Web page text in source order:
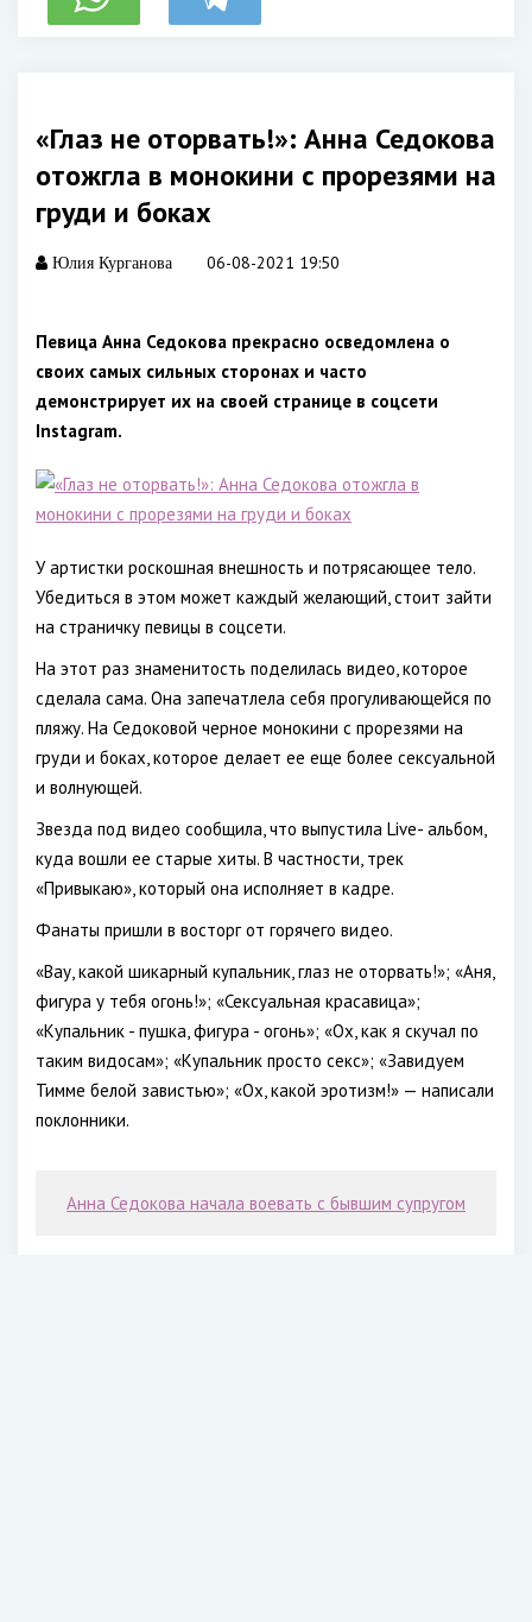
«Глаз не оторвать!»: Анна Седокова
отожгла в монокини с прорезями на
груди и боках
Юлия Курганова 06-08-2021 19:50
Певица Анна Седокова прекрасно осведомлена о
своих самых сильных сторонах и часто
демонстрирует их на своей странице в соцсети
Instagram.
У артистки роскошная внешность и потрясающее тело.
Убедиться в этом может каждый желающий, стоит зайти
на страничку певицы в соцсети.
На этот раз знаменитость поделилась видео, которое
сделала сама. Она запечатлела себя прогуливающейся по
пляжу. На Седоковой черное монокини с прорезями на
груди и боках, которое делает ее еще более сексуальной
и волнующей.
Звезда под видео сообщила, что выпустила Live- альбом,
куда вошли ее старые хиты. В частности, трек
«Привыкаю», который она исполняет в кадре.
Фанаты пришли в восторг от горячего видео.
«Вау, какой шикарный купальник, глаз не оторвать!»; «Аня,
фигура у тебя огонь!»; «Сексуальная красавица»;
«Купальник - пушка, фигура - огонь»; «Ох, как я скучал по
таким видосам»; «Купальник просто секс»; «Завидуем
Тимме белой завистью»; «Ох, какой эротизм!» — написали
поклонники.
Анна Седокова начала воевать с бывшим супругом